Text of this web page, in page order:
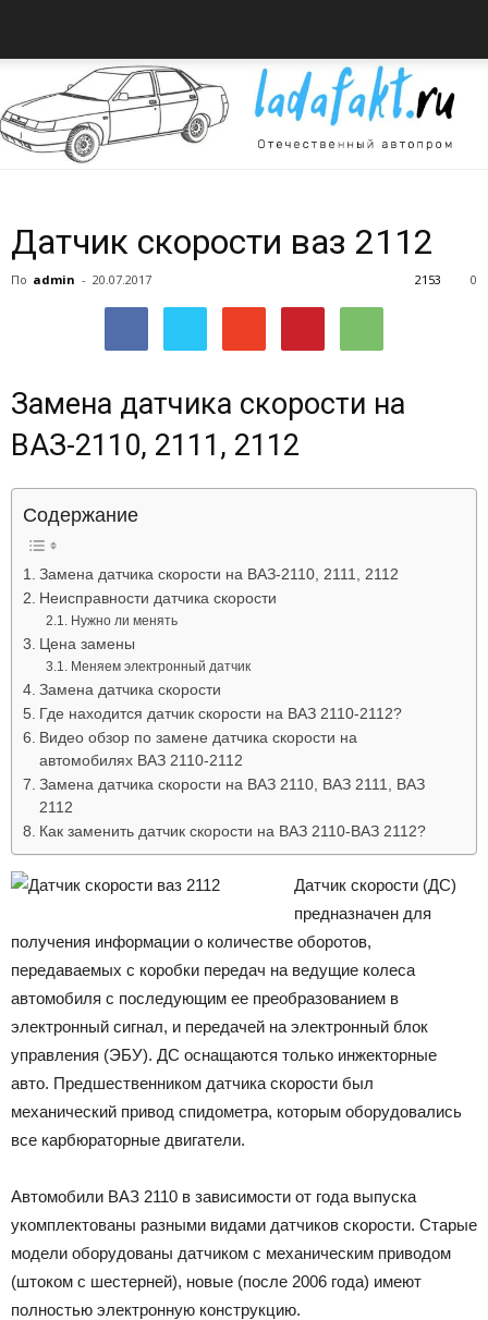
автомобилях
ВАЗ
Датчик скорости ваз 2112
По admin - 20.07.2017 0
2153
Замена датчика скорости на
ВАЗ-2110, 2111, 2112
Содержание
Замена датчика скорости на ВАЗ-2110, 2111, 2112
Неисправности датчика скорости
Нужно ли менять
Цена замены
Меняем электронный датчик
Замена датчика скорости
Где находится датчик скорости на ВАЗ 2110-2112?
Видео обзор по замене датчика скорости на
автомобилях ВАЗ 2110-2112
Замена датчика скорости на ВАЗ 2110, ВАЗ 2111, ВАЗ
2112
Как заменить датчик скорости на ВАЗ 2110-ВАЗ 2112?
Датчик скорости (ДС)
предназначен для
получения информации о количестве оборотов,
передаваемых с коробки передач на ведущие колеса
автомобиля с последующим ее преобразованием в
электронный сигнал, и передачей на электронный блок
управления (ЭБУ). ДС оснащаются только инжекторные
авто. Предшественником датчика скорости был
механический привод спидометра, которым оборудовались
все карбюраторные двигатели.
Автомобили ВАЗ 2110 в зависимости от года выпуска
укомплектованы разными видами датчиков скорости. Старые
модели оборудованы датчиком с механическим приводом
(штоком с шестерней), новые (после 2006 года) имеют
полностью электронную конструкцию.